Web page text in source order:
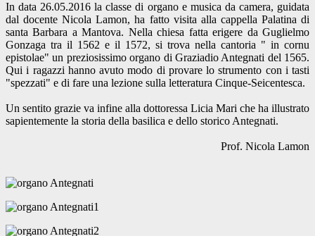
In data 26.05.2016 la classe di organo e musica da camera, guidata
dal docente Nicola Lamon, ha fatto visita alla cappella Palatina di
santa Barbara a Mantova. Nella chiesa fatta erigere da Guglielmo
Gonzaga tra il 1562 e il 1572, si trova nella cantoria " in cornu
epistolae" un preziosissimo organo di Graziadio Antegnati del 1565.
Qui i ragazzi hanno avuto modo di provare lo strumento con i tasti
"spezzati" e di fare una lezione sulla letteratura Cinque-Seicentesca.
Un sentito grazie va infine alla dottoressa Licia Mari che ha illustrato
sapientemente la storia della basilica e dello storico Antegnati.
Prof. Nicola Lamon